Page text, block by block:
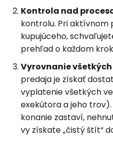
Kontrola nad
kontrolu. Pri aktívnom
kupujúceho,
prehľad o každom
Vyrovnanie
predaja je získať
vyplatenie všetkých
exekútora a jeho
konanie zastaví,
vy získate „čistý štít“